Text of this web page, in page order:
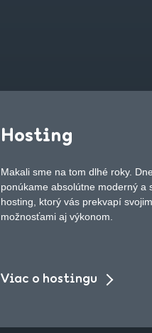
Hosting
Makali sme na tom dlhé roky.
ponúkame absolútne moderný a
hosting, ktorý vás prekvapí
možnosťami aj výkonom.
Viac o hostingu